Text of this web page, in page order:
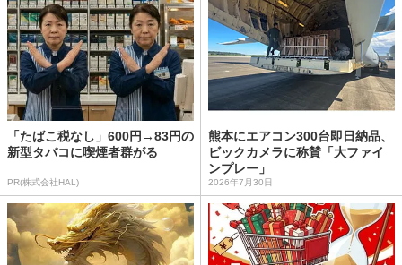
「たばこ税なし」600円→83円の
新型タバコに喫煙者群がる
PR(株式会社HAL)
熊本にエアコン300台即日納品、
ビックカメラに称賛「大ファイ
ンプレー」
2026年7月30日